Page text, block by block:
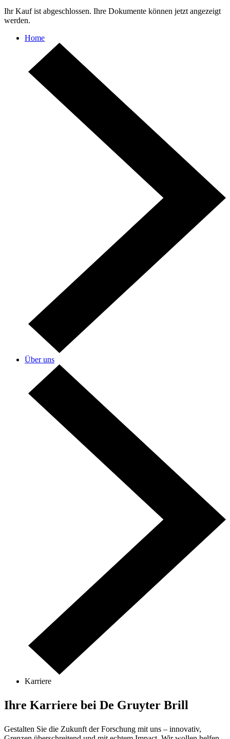
Ihr Kauf ist abgeschlossen. Ihre Dokumente können jetzt angezeigt
werden.
Home
Über uns
Karriere
Ihre Karriere bei De Gruyter Brill
Gestalten Sie die Zukunft der Forschung mit uns – innovativ,